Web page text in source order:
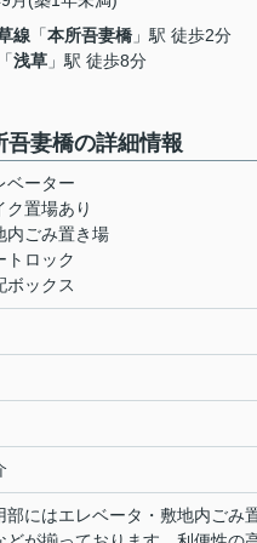
線 「本所吾妻橋 」駅 徒歩2分
「浅草 」駅 徒歩8分
吾妻橋の詳細情報
ベーター
ク置場あり
内ごみ置き場
トロック
ボックス
部にはエレベータ・敷地内ごみ